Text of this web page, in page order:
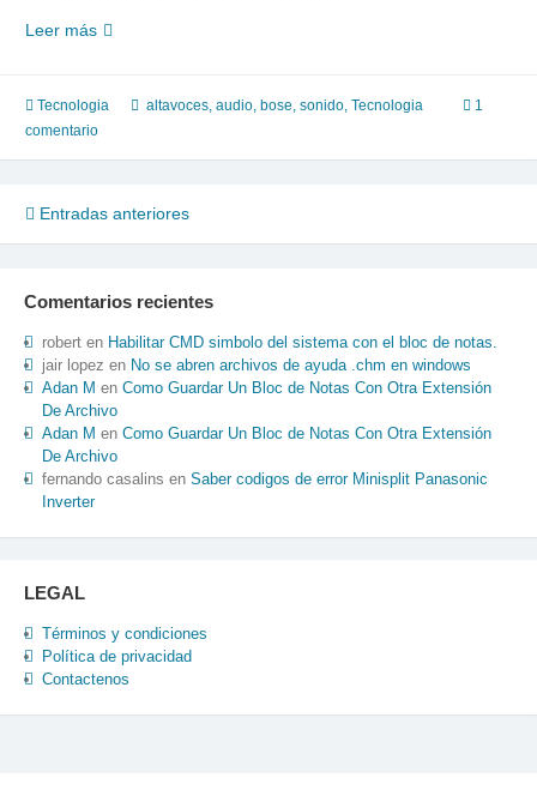
Leer másLas
malas
experiencias
con
altavoces
Tecnologia altavoces, audio, bose, sonido, Tecnologia
1
comentario
Navegación
entradas
Entradas anteriores
Comentarios recientes
roberten Habilitar CMD simbolo del sistema con el bloc de notas.
jair lopez en No se abren archivos de ayuda .chm en windows
Adan M en Como Guardar Un Bloc de Notas Con Otra Extensión
De Archivo
Adan M en Como Guardar Un Bloc de Notas Con Otra Extensión
De Archivo
fernando casalins en Saber codigos de error Minisplit Panasonic
Inverter
LEGAL
Términos y condiciones
Política de privacidad
Contactenos